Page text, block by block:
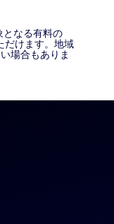
となる有料の
だけます。地域
場合もありま